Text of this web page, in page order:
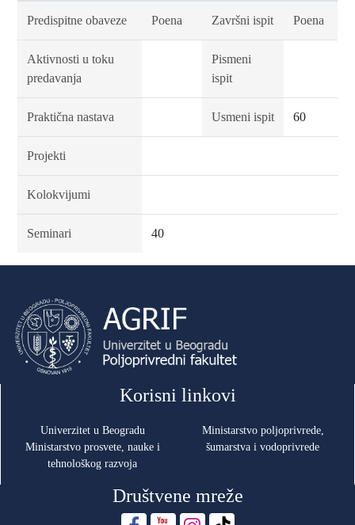
Predispitne obaveze Poena Završni ispit Poena
Aktivnosti u toku
predavanja
Pismeni
ispit
Praktična nastava Usmeni ispit 60
Projekti
Kolokvijumi
Seminari 40
Korisni linkovi
Univerzitet u Beogradu
Ministarstvo prosvete, nauke i
tehnološkog razvoja
Ministarstvo poljoprivrede,
šumarstva i vodoprivrede
Društvene mreže